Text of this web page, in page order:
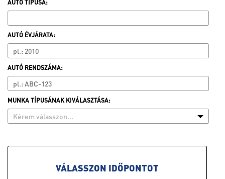
AUTO TÍPUSA:
AUTÓ ÉVJÁRATA:
AUTÓ RENDSZÁMA:
MUNKA TÍPUSÁNAK KIVÁLASZTÁSA:
Kérem válasszon...
VÁLASSZON IDŐPONTOT